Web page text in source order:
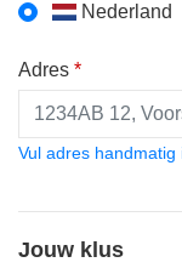
Nederland
Adres *
Vul adres handmatig
Jouw klus